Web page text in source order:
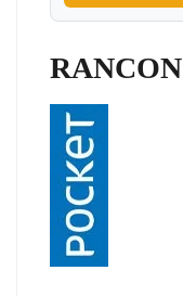
RANCON